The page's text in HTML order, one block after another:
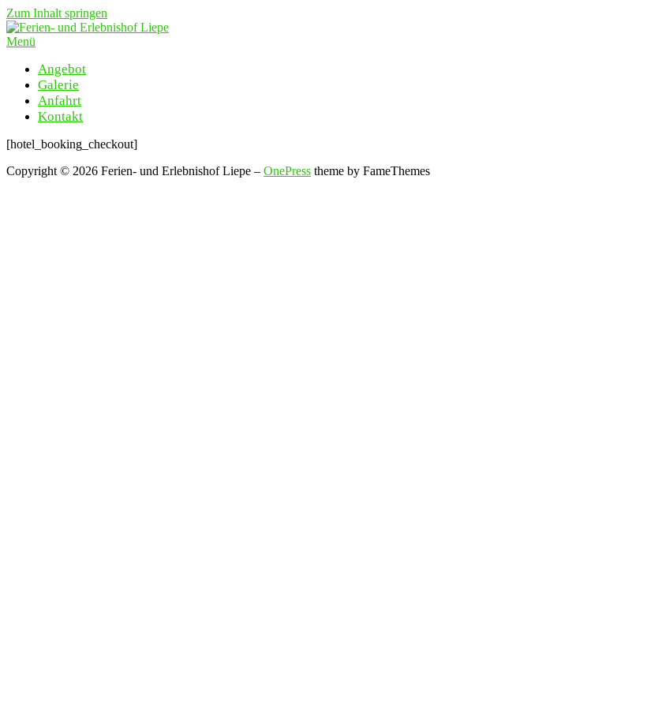
Zum Inhalt springen
Menü
Angebot
Galerie
Anfahrt
Kontakt
[hotel_booking_checkout]
Copyright © 2026 Ferien- und Erlebnishof Liepe – OnePress theme by FameThemes